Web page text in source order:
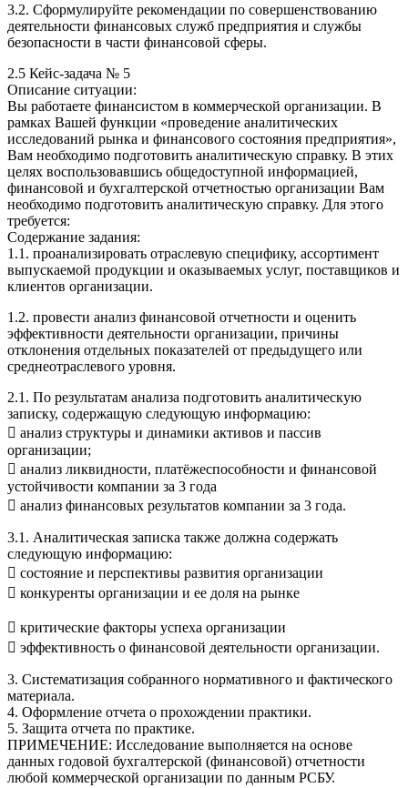
3.2. Сформулируйте рекомендации по совершенствованию
деятельности финансовых служб предприятия и службы
безопасности в части финансовой сферы.
2.5 Кейс-задача № 5
Описание ситуации:
Вы работаете финансистом в коммерческой организации. В
рамках Вашей функции «проведение аналитических
исследований рынка и финансового состояния предприятия»,
Вам необходимо подготовить аналитическую справку. В этих
целях воспользовавшись общедоступной информацией,
финансовой и бухгалтерской отчетностью организации Вам
необходимо подготовить аналитическую справку. Для этого
требуется:
Содержание задания:
1.1. проанализировать отраслевую специфику, ассортимент
выпускаемой продукции и оказываемых услуг, поставщиков и
клиентов организации.
1.2. провести анализ финансовой отчетности и оценить
эффективности деятельности организации, причины
отклонения отдельных показателей от предыдущего или
среднеотраслевого уровня.
2.1. По результатам анализа подготовить аналитическую
записку, содержащую следующую информацию:
 анализ структуры и динамики активов и пассив
организации;
 анализ ликвидности, платёжеспособности и финансовой
устойчивости компании за 3 года
 анализ финансовых результатов компании за 3 года.
3.1. Аналитическая записка также должна содержать
следующую информацию:
 состояние и перспективы развития организации
 конкуренты организации и ее доля на рынке
 критические факторы успеха организации
 эффективность о финансовой деятельности организации.
3. Систематизация собранного нормативного и фактического
материала.
4. Оформление отчета о прохождении практики.
5. Защита отчета по практике.
ПРИМЕЧЕНИЕ: Исследование выполняется на основе
данных годовой бухгалтерской (финансовой) отчетности
любой коммерческой организации по данным РСБУ.